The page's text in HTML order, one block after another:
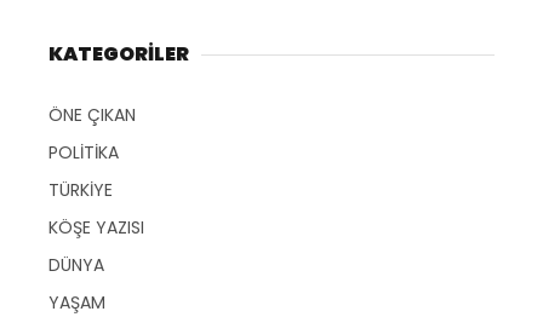
KATEGORİLER
ÖNE ÇIKAN
POLİTİKA
TÜRKİYE
KÖŞE YAZISI
DÜNYA
YAŞAM